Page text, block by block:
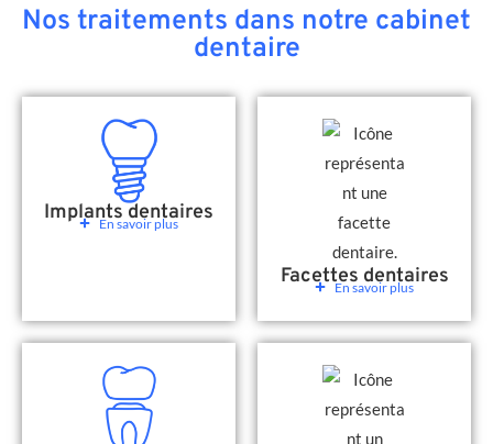
Nos traitements dans notre cabinet
dentaire
Implants dentaires
En savoir plus
Facettes dentaires
En savoir plus